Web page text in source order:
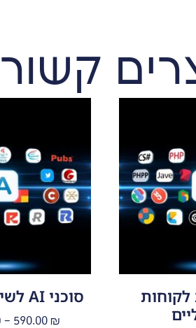
לקוחות
סוכני AI לשימור לקוחות
590.00 ₪
–